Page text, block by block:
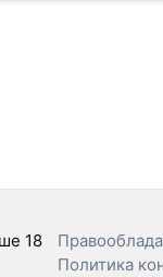
18
Политика